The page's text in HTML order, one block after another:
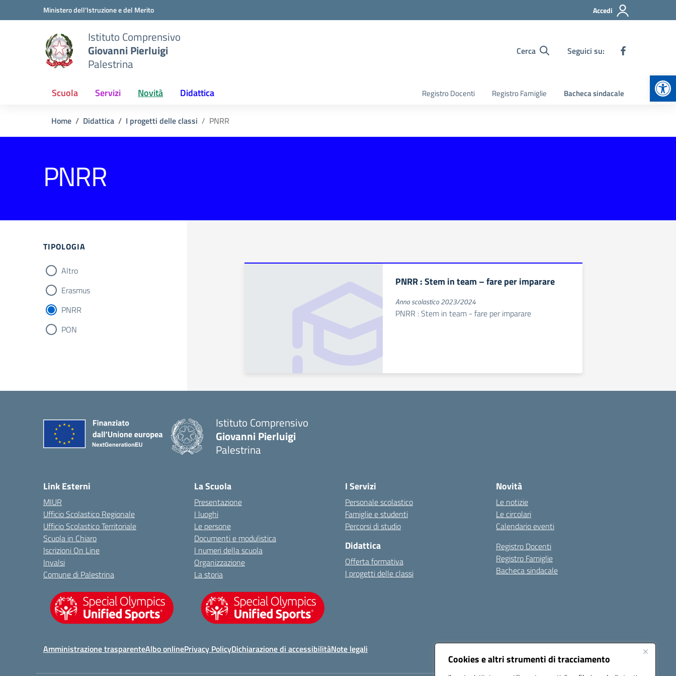
Cookies e altri strumenti di tracciamento
Vai ai contenuti
Vai al menu di navigazioneMinistero dell'Istruzione e del Merito Accedi
Istituto Comprensivo
Giovanni Pierluigi
Palestrina
Cerca Seguici su:
Scuola Servizi Novità Didattica Registro Docenti Registro Famiglie Bacheca sindacale
Home Didattica I progetti delle classi PNRR
PNRR
Filtri
TIPOLOGIA
Altro
Erasmus
PNRR
PON
PNRR : Stem in team – fare per imparare
Anno scolastico 2023/2024
PNRR : Stem in team - fare per imparare
Istituto Comprensivo
Giovanni Pierluigi
Palestrina
Link Esterni
MIUR
Ufficio Scolastico Regionale
Ufficio Scolastico Territoriale
Scuola in Chiaro
Iscrizioni On Line
Invalsi
Comune di Palestrina
La Scuola
Presentazione
I luoghi
Le persone
Documenti e modulistica
I numeri della scuola
Organizzazione
La storia
I Servizi
Personale scolastico
Famiglie e studenti
Percorsi di studio
Didattica
Offerta formativa
I progetti delle classi
Novità
Le notizie
Le circolari
Calendario eventi
Registro Docenti
Registro Famiglie
Bacheca sindacale
Amministrazione trasparenteAlbo onlinePrivacy PolicyDichiarazione di accessibilitàNote legali